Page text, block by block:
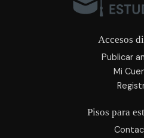
Accesos
Publicar
Mi
Pisos para